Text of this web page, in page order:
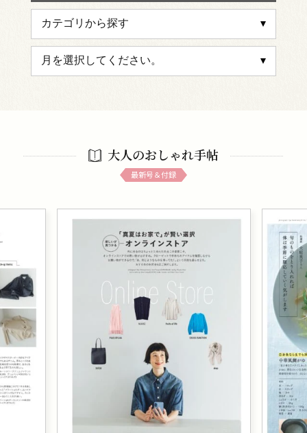
大人のおしゃれ手帖
最新号＆付録